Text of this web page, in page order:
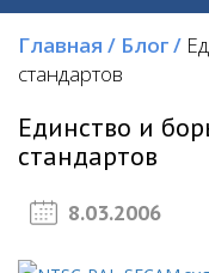
Главная / Блог/
стандартов
Единство и
стандартов
8.03.2006